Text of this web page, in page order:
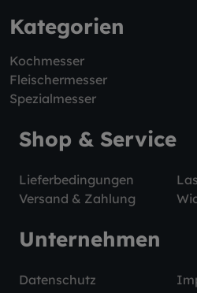
Kategorien
Kochmesser
Fleischermesser
Spezialmesser
Shop & Service
Lieferbedingungen
Versand & Zahlung
Unternehmen
Datenschutz